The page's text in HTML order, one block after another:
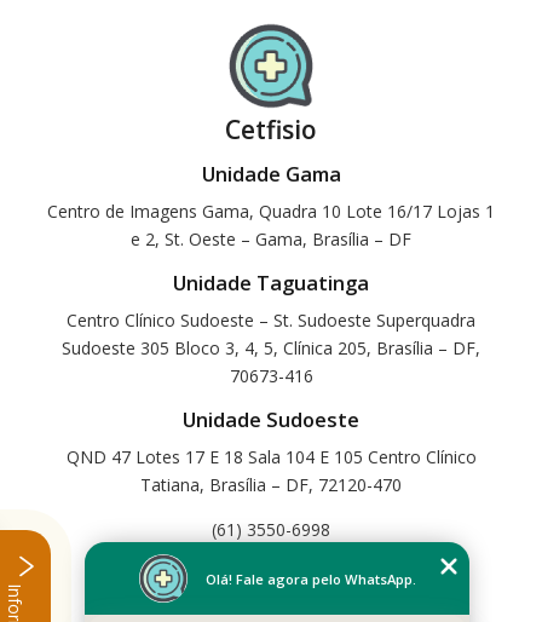
Cetfisio
Unidade Gama
Centro de Imagens Gama, Quadra 10 Lote 16/17 Lojas 1
e 2, St. Oeste – Gama, Brasília – DF
Unidade Taguatinga
Centro Clínico Sudoeste – St. Sudoeste Superquadra
Sudoeste 305 Bloco 3, 4, 5, Clínica 205, Brasília – DF,
70673-416
Unidade Sudoeste
QND 47 Lotes 17 E 18 Sala 104 E 105 Centro Clínico
Tatiana, Brasília – DF, 72120-470
(61) 3550-6998
Home
Olá! Fale agora pelo WhatsApp.